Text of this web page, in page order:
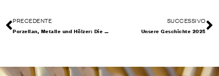
PRECEDENTE
Porzellan, Metalle und Hölzer: Die Materialforschung von Dnd wird zum Projekt
SUCCESSIVO
Unsere Geschichte 2025